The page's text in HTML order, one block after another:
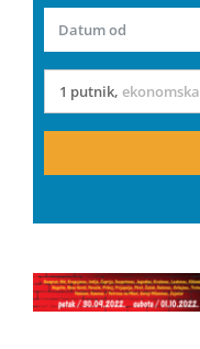
Datum od
1 putnik, ekonomska